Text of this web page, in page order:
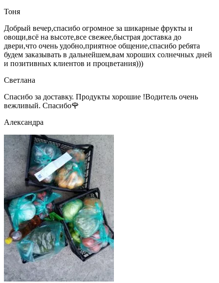
Тоня
Добрый вечер,спасибо огромное за шикарные фрукты и
овощи,всё на высоте,все свежее,быстрая доставка до
двери,что очень удобно,приятное общение,спасибо ребята
будем заказывать в дальнейшем,вам хороших солнечных дней
и позитивных клиентов и процветания)))
Светлана
Спасибо за доставку. Продукты хорошие !Водитель очень
вежливый. Спасибо🌹
Александра